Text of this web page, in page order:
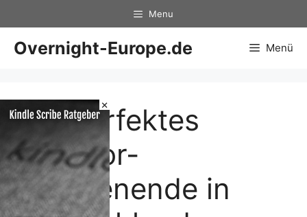
×
Inhalt
springen
Menu
Overnight-Europe.de Menü
Ein perfektes
outdoor-
Wochenende in